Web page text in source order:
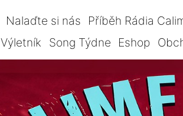
Nalaďte si nás Příběh Rádia
Výletník Song Týdne Eshop